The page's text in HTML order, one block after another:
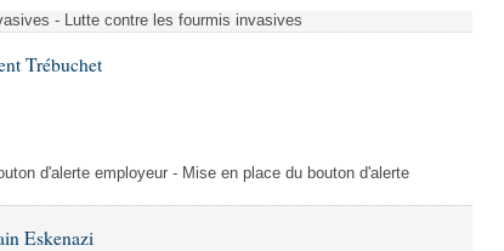
- Lutte contre les fourmis invasives
Trébuchet
d'alerte employeur - Mise en place du bouton d'alerte
Eskenazi